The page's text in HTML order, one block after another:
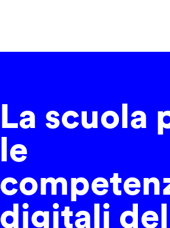
La scuola
le
digitali del